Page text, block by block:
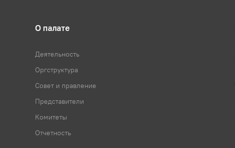
О палате
Деятельность
Оргструктура
Совет и правление
Представители
Комитеты
Отчетность